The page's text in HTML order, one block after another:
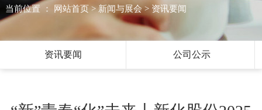
当前位置 ： 网站首页> 新闻与展会 > 资讯要闻
资讯要闻 公司公示